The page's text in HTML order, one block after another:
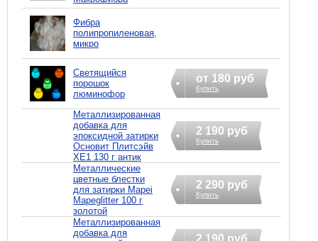
Фибра
полипропиленовая,
микро
Светящийся
порошок
люминофор
от 180 руб
Купить
Металлизированная
добавка для
эпоксидной затирки
Основит Плитсэйв
XE1 130 г антик
2 190 руб
Купить
Металлические
цветные блестки
для затирки Mapei
Mapeglitter 100 г
золотой
2 290 руб
Купить
Металлизированная
добавка для
2 190 руб